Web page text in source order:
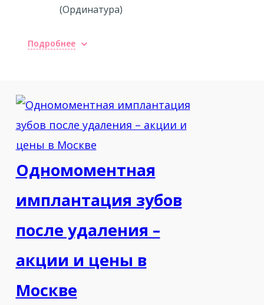
(Ординатура)
Повышение квалификации
2011 - Практическая хирургия с
применением ультразвуковых
2012 - Продвинутый курс по
имплантации и костной пластике»
доктора К.Н. Хабиев.
Подробнее
Одномоментная
имплантация зубов
после удаления –
акции и цены в
Москве